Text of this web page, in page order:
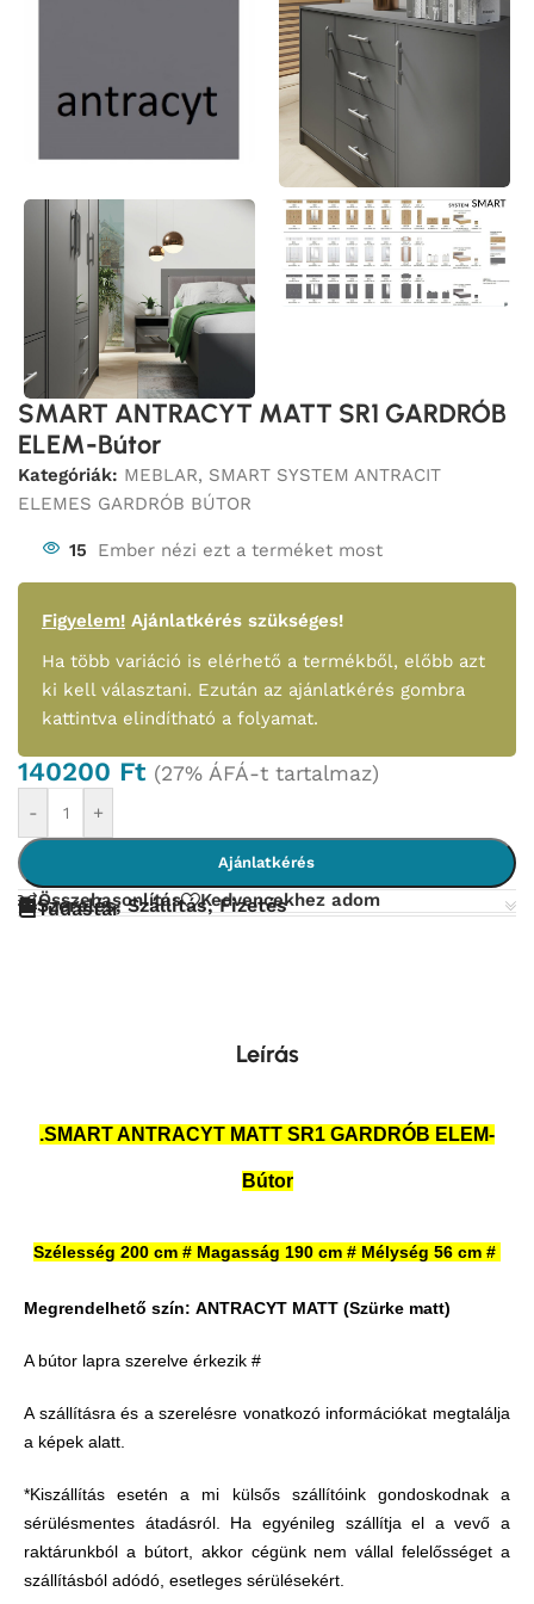
SMART ANTRACYT MATT SR1 GARDRÓB
ELEM-Bútor
Kategóriák: MEBLAR, SMART SYSTEM ANTRACIT
ELEMES GARDRÓB BÚTOR
15 Ember nézi ezt a terméket most
Figyelem! Ajánlatkérés szükséges!
Ha több variáció is elérhető a termékből, előbb azt
ki kell választani. Ezután az ajánlatkérés gombra
kattintva elindítható a folyamat.
140200 Ft (27% ÁFÁ-t tartalmaz)
- +
Ajánlatkérés
Összehasonlítás Kedvencekhez adom
Szerelés, Szállítás, Fizetés
Tudástár
Leírás
.SMART ANTRACYT MATT SR1 GARDRÓB ELEM-
Bútor
Szélesség 200 cm # Magasság 190 cm # Mélység 56 cm #
Megrendelhető szín: ANTRACYT MATT (Szürke matt)
A bútor lapra szerelve érkezik #
A szállításra és a szerelésre vonatkozó információkat megtalálja
a képek alatt.
*Kiszállítás esetén a mi külsős szállítóink gondoskodnak a
sérülésmentes átadásról. Ha egyénileg szállítja el a vevő a
raktárunkból a bútort, akkor cégünk nem vállal felelősséget a
szállításból adódó, esetleges sérülésekért.